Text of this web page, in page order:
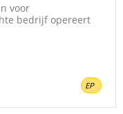
EP
voor
bedrijf opereert